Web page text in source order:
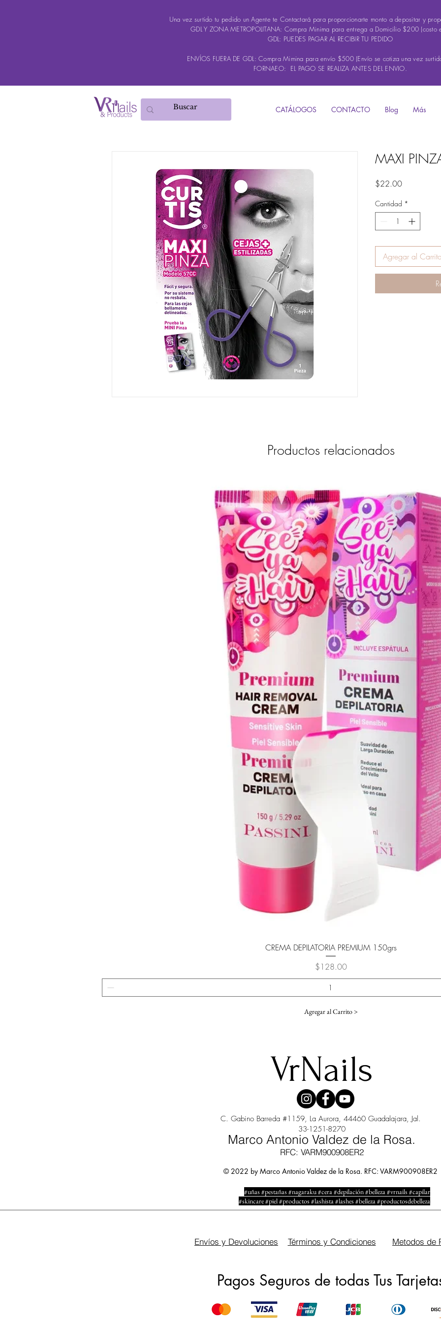
Una vez surtido tu pedido un Agente te Contactará para proporcionarte monto a depositar y
GDL Y ZONA METROPOLITANA: Compra Minima para entrega a Domicilio $200 (costo
GDL: PUEDES PAGAR AL RECIBIR TU PEDIDO
ENVÍOS FUERA DE GDL: Compra Mimina para envío $500 (Envío se cotiza una vez
FORNAEO: EL PAGO SE REALIZA ANTES DEL ENVIO.
CATÁLOGOS CONTACTO Blog Más
MAXI
$22.00Precio
Cantidad *
Agregar al
Productos relacionados
Vista rápida
CREMA DEPILATORIA PREMIUM 150grs
Precio
$128.00
Agregar al Carrito >
VrNails
C. Gabino Barreda #1159, La Aurora, 44460 Guadalajara, Jal.
33-1251-8270
Marco Antonio Valdez de la Rosa.
RFC: VARM900908ER2
© 2022 by Marco Antonio Valdez de la Rosa. RFC: VARM900908ER2
#uñas #pestañas #nagaraku #cera #depilación #belleza #vrnails #capilar
#skincare #piel #productos #lashista #lashes #belleza #productosdebelleza
Envíos y Devoluciones Términos y Condiciones Metodos de
Pagos Seguros de todas Tus